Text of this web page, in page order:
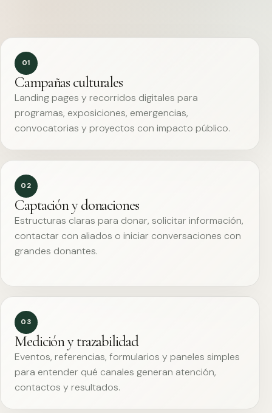
01
Campañas culturales
Landing pages y recorridos digitales para
programas, exposiciones, emergencias,
convocatorias y proyectos con impacto público.
02
Captación y donaciones
Estructuras claras para donar, solicitar información,
contactar con aliados o iniciar conversaciones con
grandes donantes.
03
Medición y trazabilidad
Eventos, referencias, formularios y paneles simples
para entender qué canales generan atención,
contactos y resultados.